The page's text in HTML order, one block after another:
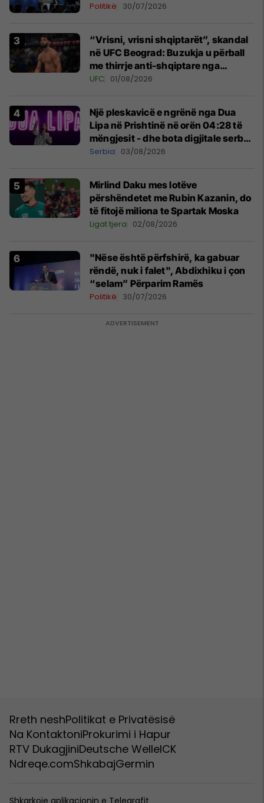
Politikë 30/07/2026
“Vrisni, vrisni shqiptarët”, skandal
në UFC Beograd: Buzukja u përball
me thirrje anti-shqiptare nga
tribunat
UFC 01/08/2026
Një pleskavicë e ngrënë nga Dua
Lipa në Prishtinë në orën 04:28 të
mëngjesit - dhe bota digjitale serbe
shpall gjendjen e luftës
Serbia 03/08/2026
Mirlind Daku mes lotëve
përshëndetet me Rubin Kazanin, do
të fitojë miliona te Spartak Moska
Ligat tjera 02/08/2026
"Nëse është përfshirë, ka gabuar
rëndë, nuk i falet", Abdixhiku i çon
“selam” Përparim Ramës
Politikë 30/07/2026
Rreth neshPolitikat e Privatësisë
Na KontaktoniProkurimi i Hapur
RTV DukagjiniDeutsche WelleICK
Ndreqe.comShkabajGermin
Shkarkoje aplikacionin e Telegrafit